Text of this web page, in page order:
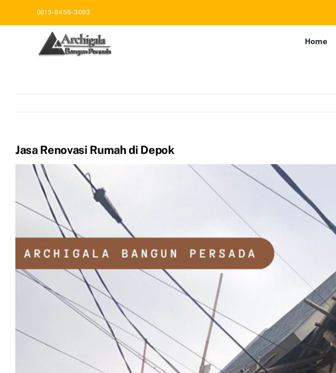
0813-8455-3093
Home
Jasa Renovasi Rumah di Depok
View
Larger
Image